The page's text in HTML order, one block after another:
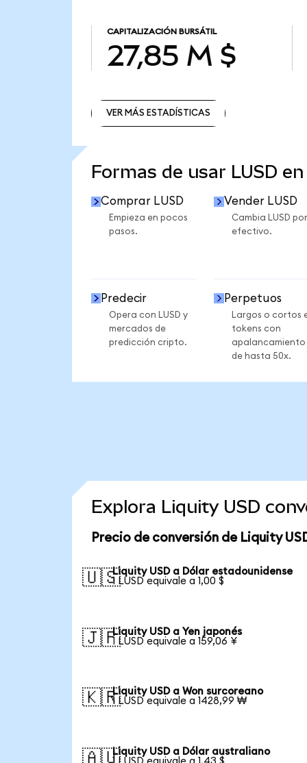
CAPITALIZACIÓN BURSÁTIL
27,85 M $
VER MÁS ESTADÍSTICAS
Formas de usar LUSD
Comprar LUSD
Empieza en pocos
pasos.
Vender LUSD
Cambia LUSD por
efectivo.
Predecir
Opera con LUSD y
mercados de
predicción cripto.
Perpetuos
Largos o cortos
tokens con
apalancamiento
de hasta 50x.
Explora Liquity USD
Precio de conversión de Liquity
🇺🇸Liquity USD a Dólar estadounidense
1 LUSD equivale a 1,00 $
🇯🇵Liquity USD a Yen japonés
1 LUSD equivale a 159,06 ¥
🇰🇷Liquity USD a Won surcoreano
1 LUSD equivale a 1428,99 ₩
🇦🇺Liquity USD a Dólar australiano